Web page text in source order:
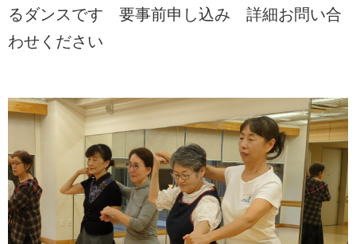
るダンスです 要事前申し込み 詳細お問い合
わせください